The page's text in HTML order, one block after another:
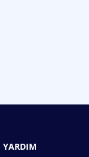
YARDIM